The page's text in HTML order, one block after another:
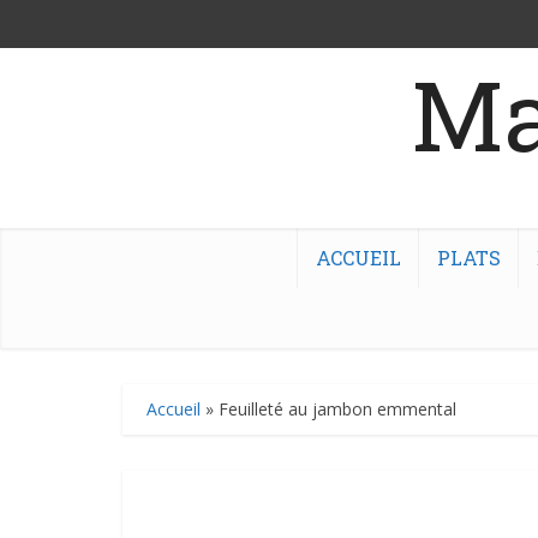
ACCUEIL PLATS
Accueil » Feuilleté au jambon emmental